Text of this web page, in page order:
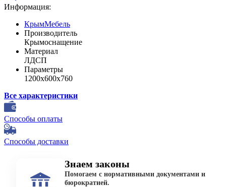
Информация:
КрымМебель
Производитель
Крымоснащение
Материал
ЛДСП
Параметры
1200х600х760
Все характеристики
Способы оплаты
Способы доставки
Знаем законы
Помогаем с нормативными документами и
бюрократией.